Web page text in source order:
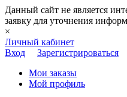
Данный сайт не является
заявку для уточнения
×
Личный кабинет
Вход
Зарегистрироваться
Мои заказы
Мой профиль